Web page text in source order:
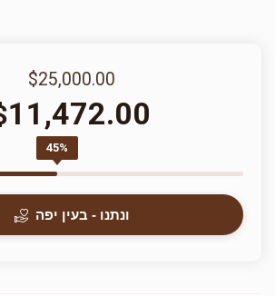
$25,000.00
11,472.00
45%
ונתנו - בעין יפה